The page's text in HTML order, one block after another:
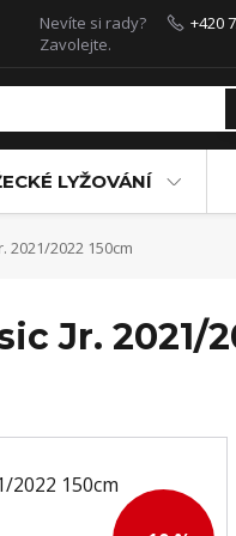
Nevíte si rady?
Zavolejte.
+420
LYŽOVÁNÍ
2021/2022 150cm
Jr. 2021/